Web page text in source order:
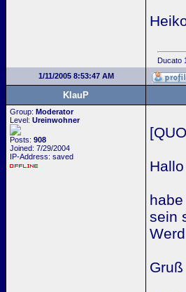
Ducato
1/11/2005 8:53:47 AM
KlauP
Group: Moderator
Level: Ureinwohner
Posts: 908
Joined: 7/29/2004
IP-Address: saved
sein
Gruß